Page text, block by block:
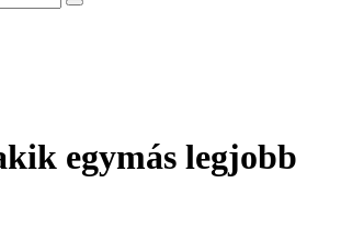
egymás legjobb